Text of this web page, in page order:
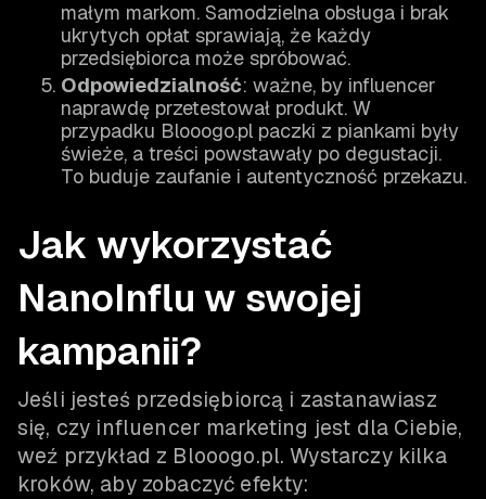
małym markom. Samodzielna obsługa i brak
ukrytych opłat sprawiają, że każdy
przedsiębiorca może spróbować.
Odpowiedzialność: ważne, by influencer
naprawdę przetestował produkt. W
przypadku Blooogo.pl paczki z piankami były
świeże, a treści powstawały po degustacji.
To buduje zaufanie i autentyczność przekazu.
Jak wykorzystać
NanoInflu w swojej
kampanii?
Jeśli jesteś przedsiębiorcą i zastanawiasz
się, czy influencer marketing jest dla Ciebie,
weź przykład z Blooogo.pl. Wystarczy kilka
kroków, aby zobaczyć efekty: